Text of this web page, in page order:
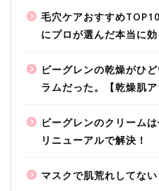
毛穴ケアおすすめ
にプロが選んだ本当に
ビーグレンの乾燥がひ
ラムだった。【乾燥肌ア
ビーグレンのクリーム
リニューアルで解決！
マスクで肌荒れしてな